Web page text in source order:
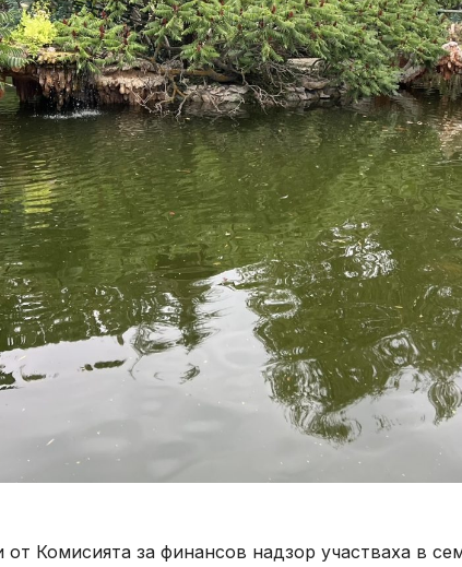
от Комисията за финансов надзор участваха в